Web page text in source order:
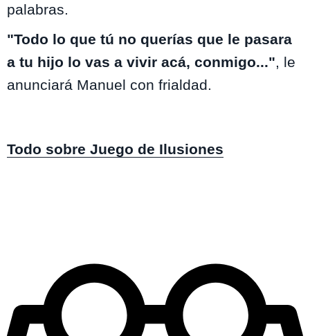
palabras.
"Todo lo que tú no querías que le pasara
a tu hijo lo vas a vivir acá, conmigo...", le
anunciará Manuel con frialdad.
Todo sobre Juego de Ilusiones